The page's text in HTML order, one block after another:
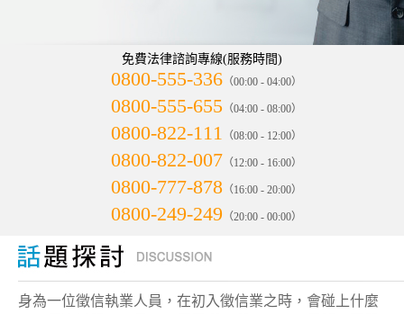
免費法律諮詢專線(服務時間)
0800-555-336 （00:00 - 04:00）
0800-555-655 （04:00 - 08:00）
0800-822-111 （08:00 - 12:00）
0800-822-007 （12:00 - 16:00）
0800-777-878 （16:00 - 20:00）
0800-249-249 （20:00 - 00:00）
身為一位徵信執業人員，在初入徵信業之時，會碰上什麼